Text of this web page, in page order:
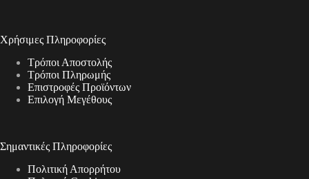
Χρήσιμες Πληροφορίες
Τρόποι Αποστολής
Τρόποι Πληρωμής
Επιστροφές Προϊόντων
Επιλογή Μεγέθους
Σημαντικές Πληροφορίες
Πολιτική Απορρήτου